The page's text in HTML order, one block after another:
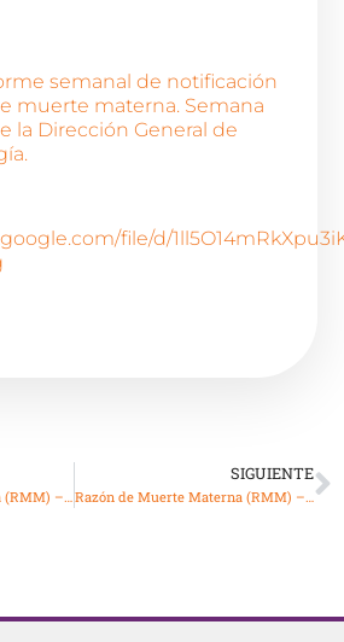
semanal de notificación
muerte materna. Semana
la Dirección General de
file/d/
Razón de Muerte Materna (RMM) – Semana Epidemiológica 47
SIGUIENTE
Razón de Muerte Materna (RMM) – Semana Epidemiológica 49